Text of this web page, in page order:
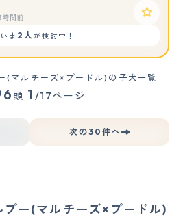
時間前
ま 2人が検討中！
(マルチーズ×プードル)の子犬一覧
頭 1 /17ページ
次の30件へ
プー(マルチーズ×プードル)